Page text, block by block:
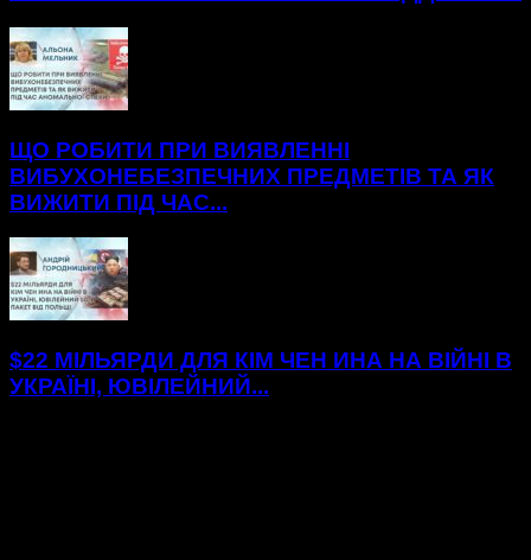
ЩО РОБИТИ ПРИ ВИЯВЛЕННІ
ВИБУХОНЕБЕЗПЕЧНИХ ПРЕДМЕТІВ ТА ЯК
ВИЖИТИ ПІД ЧАС...
$22 МІЛЬЯРДИ ДЛЯ КІМ ЧЕН ИНА НА ВІЙНІ В
УКРАЇНІ, ЮВІЛЕЙНИЙ...